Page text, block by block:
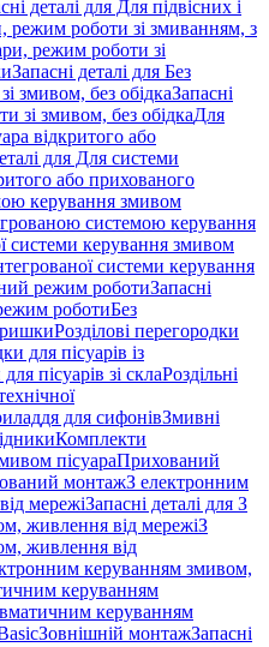
деталі для Для підвісних і
режим роботи зі змиванням, з
режим роботи зі
Запасні деталі для Без
змивом, без обідкаЗапасні
зі змивом, без обідкаДля
відкритого або
для Для системи
або прихованого
керування змивом
системою керування
системи керування змивом
системи керування
режим роботиЗапасні
роботиБез
Розділові перегородки
для пісуарів із
пісуарів зі склаРоздільні
для сифонівЗмивні
Комплекти
пісуараПрихований
монтажЗ електронним
мережіЗапасні деталі для З
живлення від мережіЗ
живлення від
керуванням змивом,
керуванням
керуванням
Зовнішній монтажЗапасні